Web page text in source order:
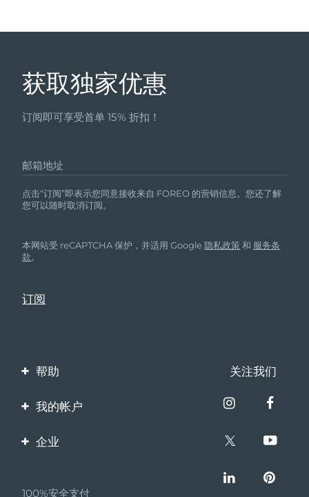
获取独家优惠
订阅即可享受首单 15% 折扣！
邮箱地址
点击“订阅”即表示您同意接收来自 FOREO 的营销信息。您还了解
您可以随时取消订阅。
本网站受 reCAPTCHA 保护，并适用 Google隐私政策 和 服务条
款。
帮助
联系我们
保修与退换货
关注我们
我的帐户
产品注册
企业
100%安全支付